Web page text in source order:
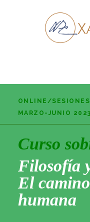
ONLINE/
MARZO-JUNIO 2023
Curso
Filosofía
El
humana